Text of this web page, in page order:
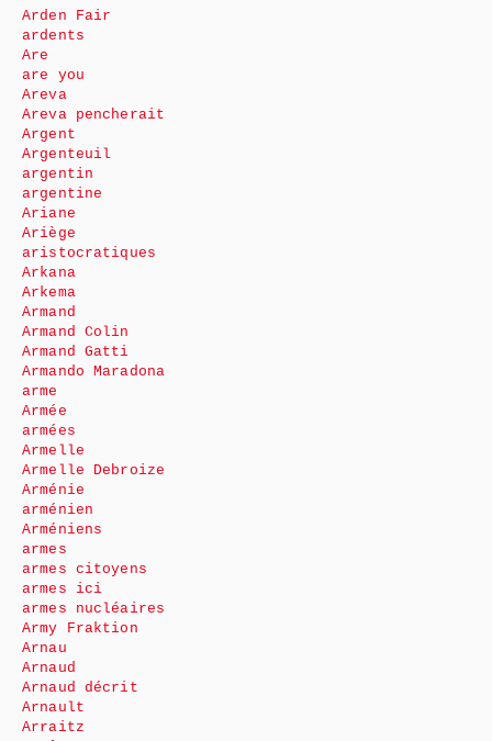
Arden Fair
ardents
Are
are you
Areva
Areva pencherait
Argent
Argenteuil
argentin
argentine
Ariane
Ariège
aristocratiques
Arkana
Arkema
Armand
Armand Colin
Armand Gatti
Armando Maradona
arme
Armée
armées
Armelle
Armelle Debroize
Arménie
arménien
Arméniens
armes
armes citoyens
armes ici
armes nucléaires
Army Fraktion
Arnau
Arnaud
Arnaud décrit
Arnault
Arraitz